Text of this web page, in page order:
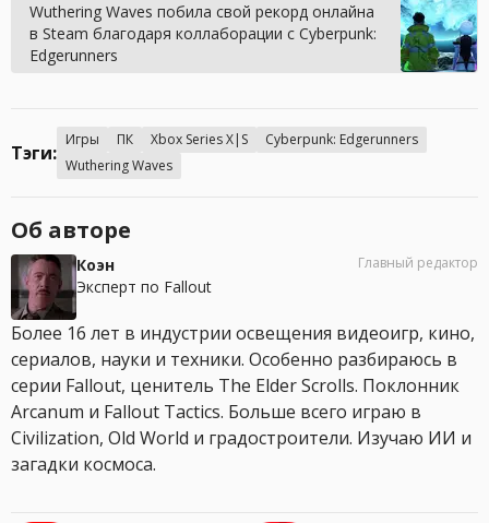
Wuthering Waves побила свой рекорд онлайна
в Steam благодаря коллаборации с Cyberpunk:
Edgerunners
Тэги:
Игры ПК Xbox Series X|S
Cyberpunk: Edgerunners
Wuthering Waves
Об авторе
Коэн
Эксперт по Fallout
Главный редактор
Более 16 лет в индустрии освещения видеоигр, кино,
сериалов, науки и техники. Особенно разбираюсь в
серии Fallout, ценитель The Elder Scrolls. Поклонник
Arcanum и Fallout Tactics. Больше всего играю в
Civilization, Old World и градостроители. Изучаю ИИ и
загадки космоса.